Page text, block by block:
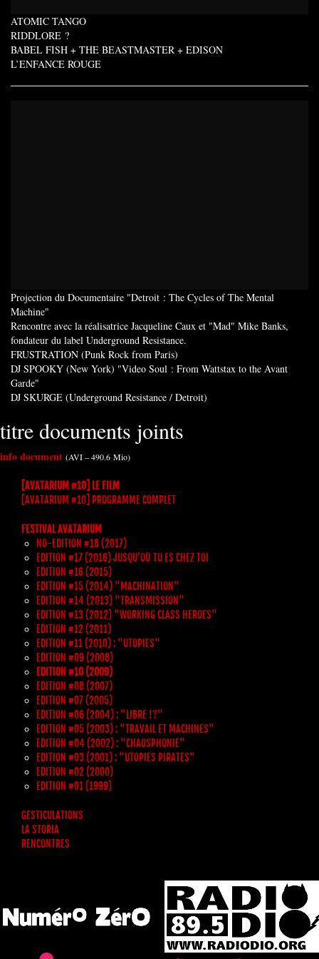
ATOMIC TANGO
RIDDLORE ?
BABEL FISH + THE BEASTMASTER + EDISON
L’ENFANCE ROUGE
Projection du Documentaire "Detroit : The Cycles of The Mental
Machine"
Rencontre avec la réalisatrice Jacqueline Caux et "Mad" Mike Banks,
fondateur du label Underground Resistance.
FRUSTRATION (Punk Rock from Paris)
DJ SPOOKY (New York) "Video Soul : From Wattstax to the Avant
Garde"
DJ SKURGE (Underground Resistance / Detroit)
titre documents joints
info document (AVI – 490.6 Mio)
[AVATARIUM #10] LE FILM
[AVATARIUM #10] PROGRAMME COMPLET
FESTIVAL AVATARIUM
NO-EDITION #18 (2017)
EDITION #17 (2016) JUSQU’OÙ TU ES CHEZ TOI
EDITION #16 (2015)
EDITION #15 (2014) "MACHINATION"
EDITION #14 (2013) "TRANSMISSION"
EDITION #13 (2012) "WORKING CLASS HEROES"
EDITION #12 (2011)
EDITION #11 (2010) : "UTOPIES"
EDITION #09 (2008)
EDITION #10 (2009)
EDITION #08 (2007)
EDITION #07 (2005)
EDITION #06 (2004) : "LIBRE !?"
EDITION #05 (2003) : "TRAVAIL ET MACHINES"
EDITION #04 (2002) : "CHAOSPHONIE"
EDITION #03 (2001) : "UTOPIES PIRATES"
EDITION #02 (2000)
EDITION #01 (1999)
GESTICULATIONS
LA STORIA
RENCONTRES